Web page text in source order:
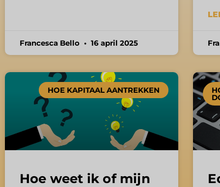
Francesca Bello 16 april 2025
HOE KAPITAAL AANTREKKEN
Hoe weet ik of mijn